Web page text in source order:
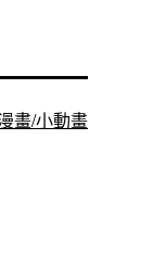
畫/小動畫